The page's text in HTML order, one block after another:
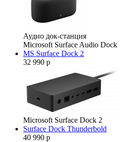
Аудио док-станция
Microsoft Surface Audio Dock
MS Surface Dock 2
32 990 р
Microsoft Surface Dock 2
Surface Dock Thunderbold
40 990 р